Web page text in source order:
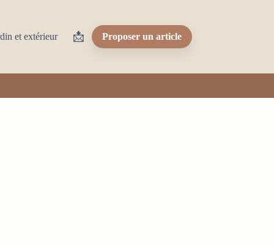
et extérieur 📩 Proposer un article